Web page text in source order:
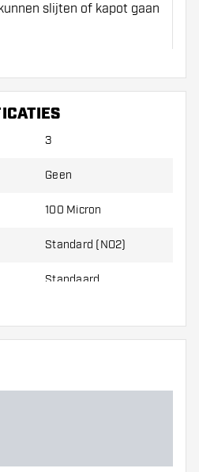
slijten of kapot gaan
erachter te komen
bij je past!
3
Geen
100 Micron
Standard (NO2)
Standaard